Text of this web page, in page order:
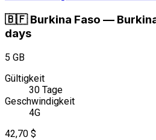
🇧🇫 Burkina Faso —
days
5 GB
Gültigkeit
30 Tage
Geschwindigkeit
4G
42,70 $